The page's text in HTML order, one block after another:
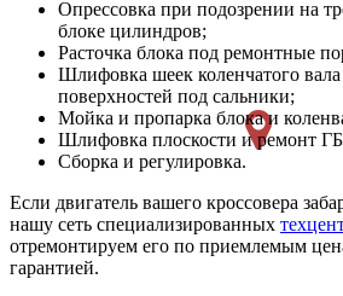
Опрессовка при подозрении на
блоке цилиндров;
Расточка блока под ремонтные
Шлифовка шеек коленчатого
поверхностей под сальники;
Мойка и пропарка блока и
Шлифовка плоскости и ремонт
Сборка и регулировка.
Если двигатель вашего кроссовера
нашу сеть специализированных
отремонтируем его по приемлемым
гарантией.